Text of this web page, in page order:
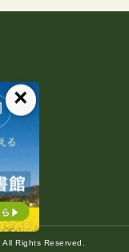
Rights Reserved.
×